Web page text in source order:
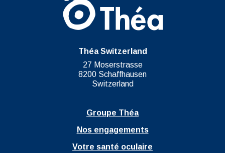
Théa Switzerland
27 Moserstrasse
8200 Schaffhausen
Switzerland
Groupe Théa
Nos engagements
Votre santé oculaire